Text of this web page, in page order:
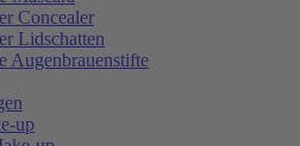
Concealer
Lidschatten
Augenbrauenstifte
up